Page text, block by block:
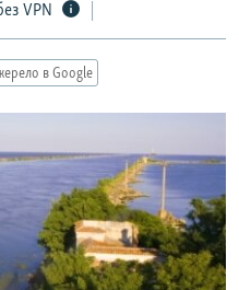
VPN
в Google